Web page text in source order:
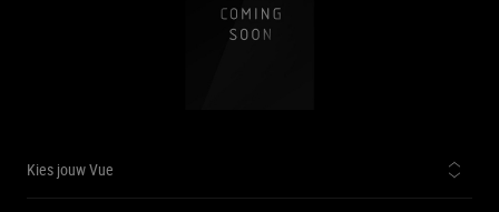
Kies jouw Vue